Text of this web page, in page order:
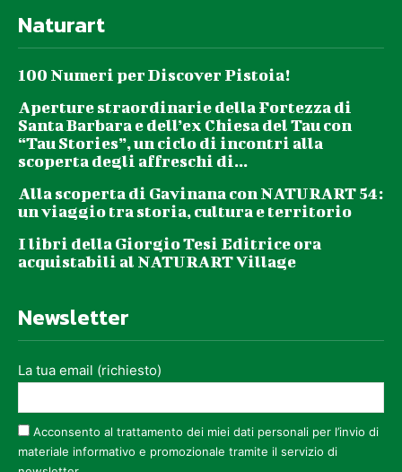
Naturart
100 Numeri per Discover Pistoia!
Aperture straordinarie della Fortezza di
Santa Barbara e dell’ex Chiesa del Tau con
“Tau Stories”, un ciclo di incontri alla
scoperta degli affreschi di...
Alla scoperta di Gavinana con NATURART 54:
un viaggio tra storia, cultura e territorio
I libri della Giorgio Tesi Editrice ora
acquistabili al NATURART Village
Newsletter
La tua email (richiesto)
Acconsento al trattamento dei miei dati personali per l’invio di
materiale informativo e promozionale tramite il servizio di